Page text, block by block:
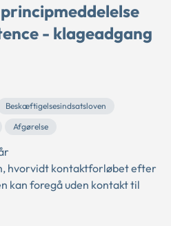
- klageadgang
Beskæftigelsesindsatsloven
Afgørelse
hvorvidt kontaktforløbet efter
kan foregå uden kontakt til